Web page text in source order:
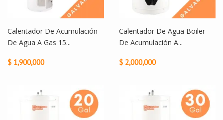
Calentador De Acumulación
De Agua A Gas 15...
$ 1,900,000
Calentador De Agua Boiler
De Acumulación A...
$ 2,000,000